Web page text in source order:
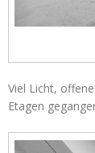
Viel Licht,
Etagen